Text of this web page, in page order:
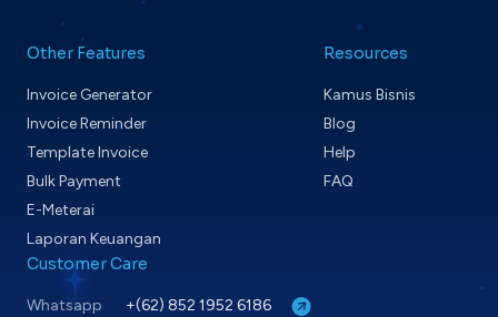
Other Features
Invoice Generator
Invoice Reminder
Template Invoice
Bulk Payment
E-Meterai
Laporan Keuangan
Resources
Kamus Bisnis
Blog
Help
FAQ
Customer Care
Whatsapp
+(62) 852 1952 6186